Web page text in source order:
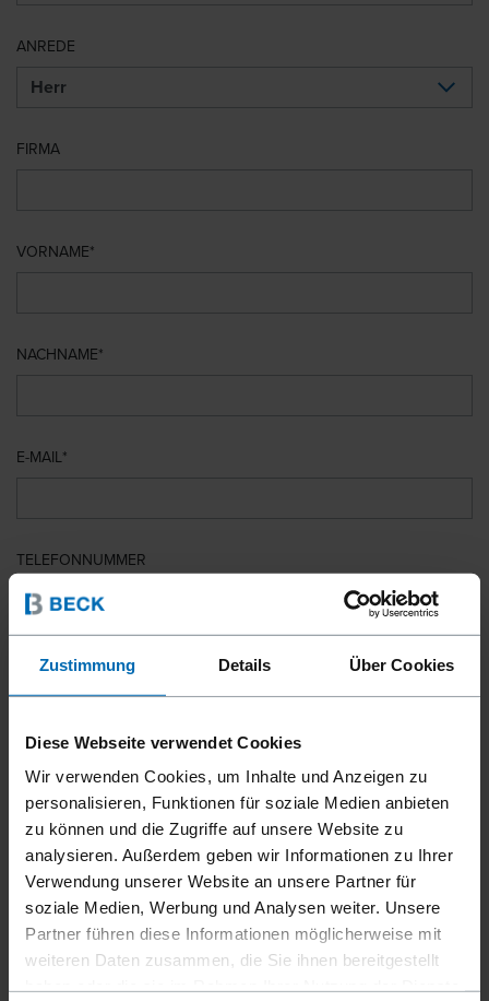
Zustimmung Details Über Cookies
Diese Webseite verwendet Cookies
Wir verwenden Cookies, um Inhalte und Anzeigen zu
personalisieren, Funktionen für soziale Medien anbieten
zu können und die Zugriffe auf unsere Website zu
analysieren. Außerdem geben wir Informationen zu Ihrer
Verwendung unserer Website an unsere Partner für
soziale Medien, Werbung und Analysen weiter. Unsere
Partner führen diese Informationen möglicherweise mit
weiteren Daten zusammen, die Sie ihnen bereitgestellt
ANREDE
FIRMA
VORNAME
NACHNAME
E-MAIL
TELEFONNUMMER
LAND
PLZ
IHRE NACHRICHT